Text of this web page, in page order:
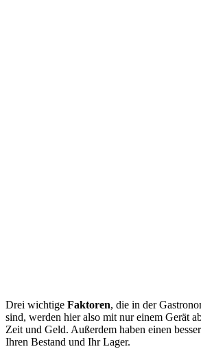
Drei wichtige Faktoren, die in der
sind, werden hier also mit nur einem Gerät
Zeit und Geld. Außerdem haben einen
Ihren Bestand und Ihr Lager.